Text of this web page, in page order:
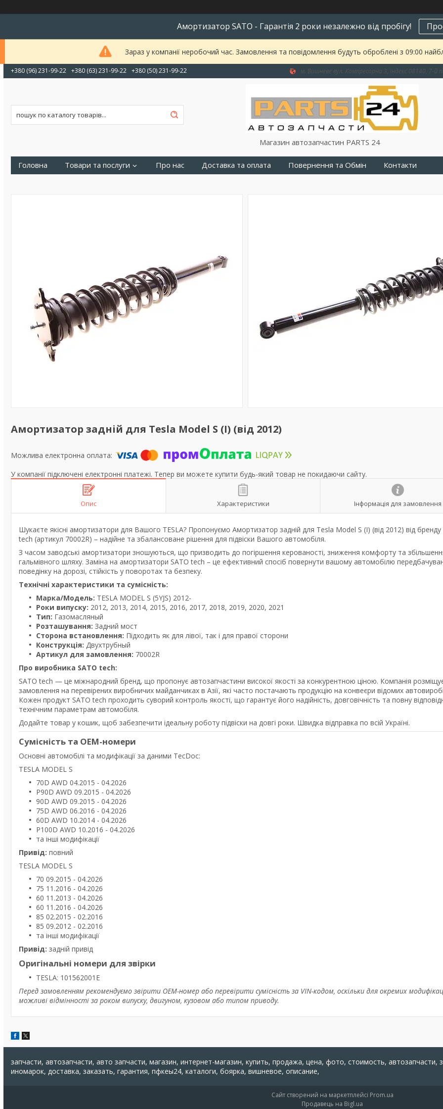
Амортизатор SATO - Гарантія 2 роки незалежно від пробігу!
Зараз у компанії неробочий час. Замовлення та повідомлення будуть оброблені з 09:00
+380 (96) 231-99-22 +380 (63) 231-99-22 +380 (50) 231-99-22 м. Вишневе вул. Компресорна 3, індекс 08140, 7-й
Магазин автозапчастин PARTS 24
Головна Товари та послуги Про нас Доставка та оплата Повернення та Обмін Контакти
Амортизатор задній для Tesla Model S (I) (від 2012)
У компанії підключені електронні платежі. Тепер ви можете купити будь-який товар не покидаючи сайту.
Опис Характеристики Інформація для замовлення
Шукаєте якісні амортизатори для Вашого TESLA? Пропонуємо Амортизатор задній для Tesla Model S (I) (від 2012) від бренду
tech (артикул 70002R) – надійне та збалансоване рішення для підвіски Вашого автомобіля.
З часом заводські амортизатори зношуються, що призводить до погіршення керованості, зниження комфорту та
гальмівного шляху. Заміна на амортизатори SATO tech – це ефективний спосіб повернути вашому автомобілю
поведінку на дорозі, стійкість у поворотах та безпеку.
Технічні характеристики та сумісність:
Марка/Модель: TESLA MODEL S (5YJS) 2012-
Роки випуску: 2012, 2013, 2014, 2015, 2016, 2017, 2018, 2019, 2020, 2021
Тип: Газомасляный
Розташування: Задний мост
Сторона встановлення: Підходить як для лівої, так і для правої сторони
Конструкція: Двухтрубный
Артикул для замовлення: 70002R
Про виробника SATO tech:
SATO tech — це міжнародний бренд, що пропонує автозапчастини високої якості за конкурентною ціною. Компанія
замовлення на перевірених виробничих майданчиках в Азії, які часто постачають продукцію на конвеєри відомих
Кожен продукт SATO tech проходить суворий контроль якості, що гарантує його надійність, довговічність та повну
технічним параметрам автомобіля.
Додайте товар у кошик, щоб забезпечити ідеальну роботу підвіски на довгі роки. Швидка відправка по всій Україні.
Сумісність та OEM-номери
Основні автомобілі та модифікації за даними TecDoc:
TESLA MODEL S
70D AWD 04.2015 - 04.2026
P90D AWD 09.2015 - 04.2026
90D AWD 09.2015 - 04.2026
75D AWD 06.2016 - 04.2026
60D AWD 10.2014 - 04.2026
P100D AWD 10.2016 - 04.2026
та інші модифікації
Привід: повний
TESLA MODEL S
70 09.2015 - 04.2026
75 11.2016 - 04.2026
60 11.2013 - 04.2026
60 11.2016 - 04.2026
85 02.2015 - 02.2016
85 09.2012 - 02.2016
та інші модифікації
Привід: задній привід
Оригінальні номери для звірки
TESLA: 101562001E
Перед замовленням рекомендуємо звірити OEM-номер або перевірити сумісність за VIN-кодом, оскільки для окремих
можливі відмінності за роком випуску, двигуном, кузовом або типом приводу.
запчасти, автозапчасти, авто запчасти, магазин, интернет-магазин, купить, продажа, цена, фото, стоимость, автозапчасти,
иномарок, доставка, заказать, гарантия, пфкеы24, каталоги, боярка, вишневое, описание,
Сайт створений на маркетплейсі Prom.ua
Продавець на Bigl.ua